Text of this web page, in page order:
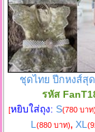
ชุดไทย ปีกหงส์สุ
รหัส
[หยิบใส่ถุง: S(780 บาท)
L (880 บาท), XL